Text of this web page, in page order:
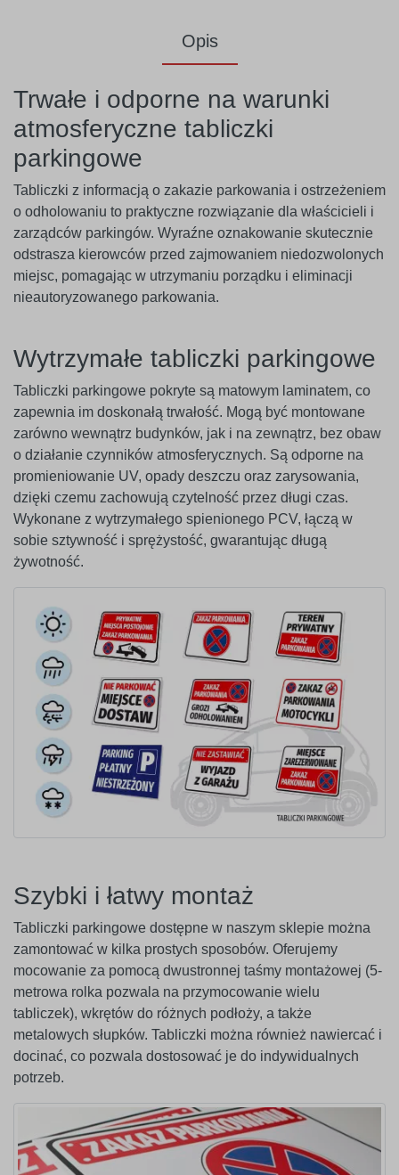
Opis
Trwałe i odporne na warunki
atmosferyczne tabliczki
parkingowe
Tabliczki z informacją o zakazie parkowania i ostrzeżeniem
o odholowaniu to praktyczne rozwiązanie dla właścicieli i
zarządców parkingów. Wyraźne oznakowanie skutecznie
odstrasza kierowców przed zajmowaniem niedozwolonych
miejsc, pomagając w utrzymaniu porządku i eliminacji
nieautoryzowanego parkowania.
Wytrzymałe tabliczki parkingowe
Tabliczki parkingowe pokryte są matowym laminatem, co
zapewnia im doskonałą trwałość. Mogą być montowane
zarówno wewnątrz budynków, jak i na zewnątrz, bez obaw
o działanie czynników atmosferycznych. Są odporne na
promieniowanie UV, opady deszczu oraz zarysowania,
dzięki czemu zachowują czytelność przez długi czas.
Wykonane z wytrzymałego spienionego PCV, łączą w
sobie sztywność i sprężystość, gwarantując długą
żywotność.
Szybki i łatwy montaż
Tabliczki parkingowe dostępne w naszym sklepie można
zamontować w kilka prostych sposobów. Oferujemy
mocowanie za pomocą dwustronnej taśmy montażowej (5-
metrowa rolka pozwala na przymocowanie wielu
tabliczek), wkrętów do różnych podłoży, a także
metalowych słupków. Tabliczki można również nawiercać i
docinać, co pozwala dostosować je do indywidualnych
potrzeb.